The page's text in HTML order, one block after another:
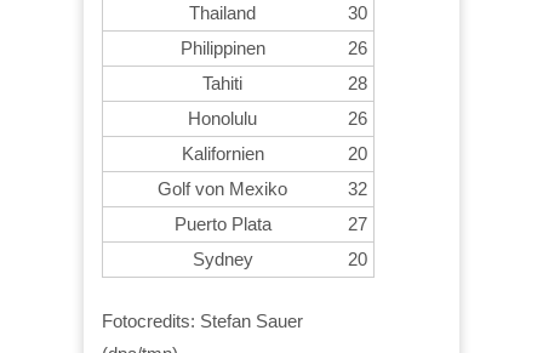
Thailand
30
Philippinen
26
Tahiti
28
Honolulu
26
Kalifornien
20
Golf von Mexiko
32
Puerto Plata
27
Sydney
20
Fotocredits: Stefan Sauer